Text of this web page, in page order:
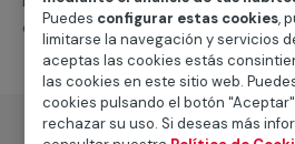
correctamente.
Puedes configurar estas cookies,
limitarse la navegación y servicios
aceptas las cookies estás
las cookies en este sitio web.
cookies pulsando el botón
rechazar su uso. Si deseas más